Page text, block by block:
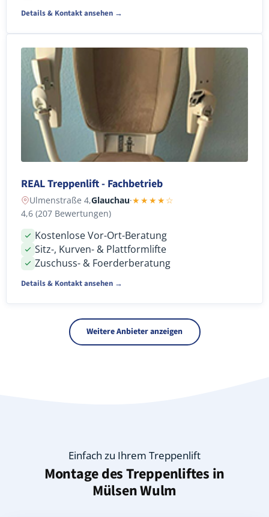
Details & Kontakt ansehen →
REAL Treppenlift - Fachbetrieb
Ulmenstraße 4,Glauchau·★★★★☆
4,6 (207 Bewertungen)
Kostenlose Vor-Ort-Beratung
Sitz-, Kurven- & Plattformlifte
Zuschuss- & Foerderberatung
Details & Kontakt ansehen →
Weitere Anbieter anzeigen
Einfach zu Ihrem Treppenlift
Montage des Treppenliftes in
Mülsen Wulm